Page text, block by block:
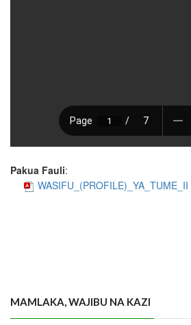
Pakua Fauli:
WASIFU_(PROFILE)_YA_TUME_II
MAMLAKA, WAJIBU NA KAZI